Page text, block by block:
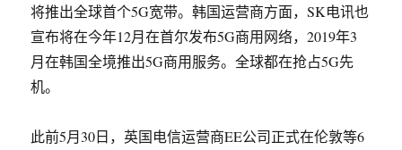
将推出全球首个5G宽带。韩国运营商方面，SK电讯也
宣布将在今年12月在首尔发布5G商用网络，2019年3
月在韩国全境推出5G商用服务。全球都在抢占5G先
机。
此前5月30日，英国电信运营商EE公司正式在伦敦等6